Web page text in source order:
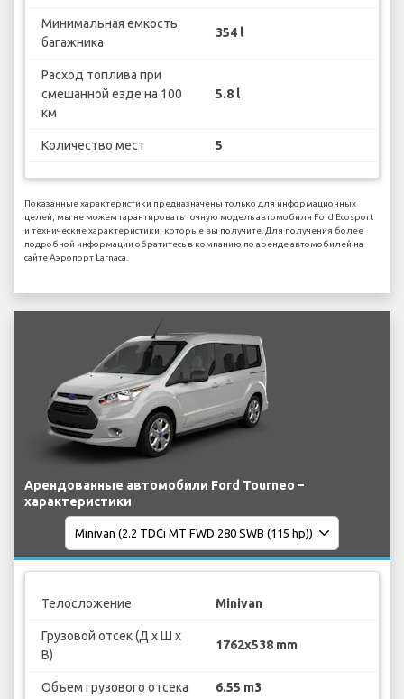
Минимальная емкость
багажника
354 l
Расход топлива при
смешанной езде на 100
км
5.8 l
Количество мест 5
Показанные характеристики предназначены только для информационных
целей, мы не можем гарантировать точную модель автомобиля Ford Ecosport
и технические характеристики, которые вы получите. Для получения более
подробной информации обратитесь в компанию по аренде автомобилей на
сайте Аэропорт Larnaca.
Арендованные автомобили Ford Tourneo –
характеристики
Телосложение Minivan
Грузовой отсек (Д х Ш х
В)
1762x538 mm
Объем грузового отсека 6.55 m3